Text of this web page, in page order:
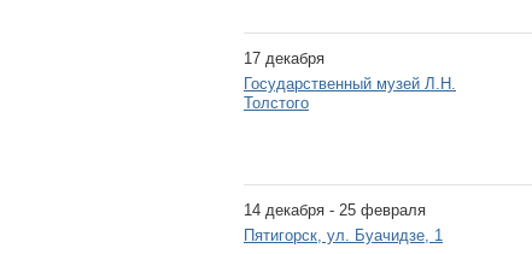
17 декабря
Государственный музей Л.Н.
Толстого
14 декабря - 25 февраля
Пятигорск, ул. Буачидзе, 1